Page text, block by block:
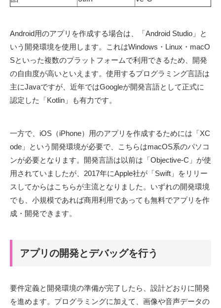
Android用のアプリを作成する場合は、「Android Studio」と
いう開発環境を使用します。これはWindows・Linux・macO
Sといった複数のプラットフォームで利用できるため、開発
の自由度が高いといえます。使用するプログラミング言語は
主にJavaですが、近年ではGoogleが開発言語として正式に
認定した「Kotlin」も有力です。
一方で、iOS（iPhone）用のアプリを作成するためには「XC
ode」という開発環境が必要で、こちらはmacOS系のパソコ
ンが必要となります。開発言語は以前は「Objective-C」が使
用されていましたが、2017年にApple社が「Swift」をリリー
スしてからはこちらが主流となりました。いずれの開発環境
でも、小規模であれば商用利用であっても無料でアプリを作
成・開発できます。
アプリの開発とデバッグを行う
要件定義と開発環境の準備が完了したら、設計どおりに開発
を進めます。プログラミングに加えて、画像や音声データの